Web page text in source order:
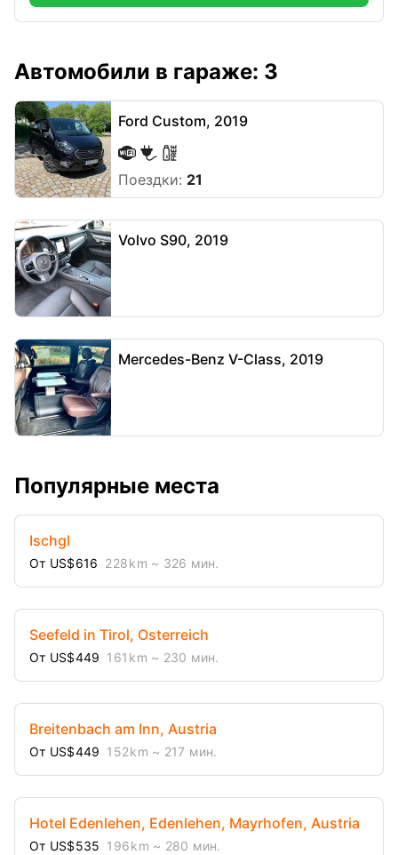
Автомобили в гараже: 3
Ford Custom, 2019
Поездки: 21
Volvo S90, 2019
Mercedes-Benz V-Class, 2019
Популярные места
Ischgl
От US$616 228 km ~ 326 мин.
Seefeld in Tirol, Osterreich
От US$449 161 km ~ 230 мин.
Breitenbach am Inn, Austria
От US$449 152 km ~ 217 мин.
Hotel Edenlehen, Edenlehen, Mayrhofen, Austria
От US$535 196 km ~ 280 мин.